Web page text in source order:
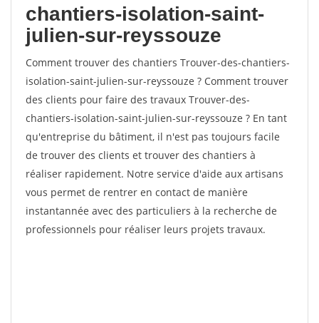
chantiers-isolation-saint-
julien-sur-reyssouze
Comment trouver des chantiers Trouver-des-chantiers-
isolation-saint-julien-sur-reyssouze ? Comment trouver
des clients pour faire des travaux Trouver-des-
chantiers-isolation-saint-julien-sur-reyssouze ? En tant
qu'entreprise du bâtiment, il n'est pas toujours facile
de trouver des clients et trouver des chantiers à
réaliser rapidement. Notre service d'aide aux artisans
vous permet de rentrer en contact de manière
instantannée avec des particuliers à la recherche de
professionnels pour réaliser leurs projets travaux.